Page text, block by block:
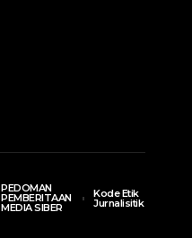
PEDOMAN
PEMBERITAAN
MEDIA SIBER
Kode Etik
Jurnalisitik